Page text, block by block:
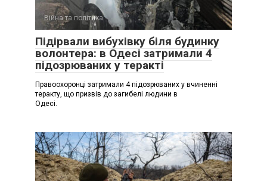
Війна та політика
Підірвали вибухівку біля будинку
волонтера: в Одесі затримали 4
підозрюваних у теракті
Правоохоронці затримали 4 підозрюваних у вчиненні
теракту, що призвів до загибелі людини в
Одесі.